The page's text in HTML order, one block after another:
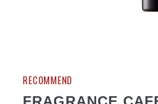
RECOMMEND